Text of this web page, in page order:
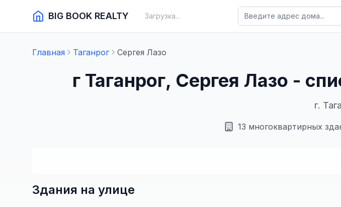
BIG BOOK REALTY Загрузка...
Главная Таганрог Сергея Лазо
г Таганрог, Сергея Лазо -
г.
13 многоквартирных
Здания на улице